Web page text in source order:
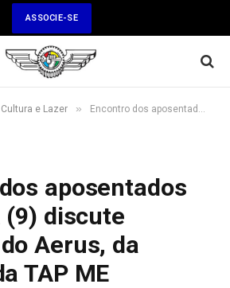
ASSOCIE-SE
Cultura e Lazer » Encontro dos aposentados na quarta (9) discute questões do Aerus, da Petros e da TAP ME
aposentados
discute
Aerus, da
TAP ME